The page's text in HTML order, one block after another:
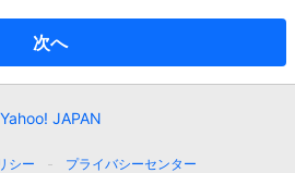
次へ
Yahoo! JAPAN
シー
プライバシーセンター